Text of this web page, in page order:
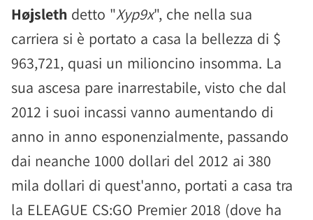
Højsleth detto "Xyp9x", che nella sua
carriera si è portato a casa la bellezza di $
963,721, quasi un milioncino insomma. La
sua ascesa pare inarrestabile, visto che dal
2012 i suoi incassi vanno aumentando di
anno in anno esponenzialmente, passando
dai neanche 1000 dollari del 2012 ai 380
mila dollari di quest'anno, portati a casa tra
la ELEAGUE CS:GO Premier 2018 (dove ha